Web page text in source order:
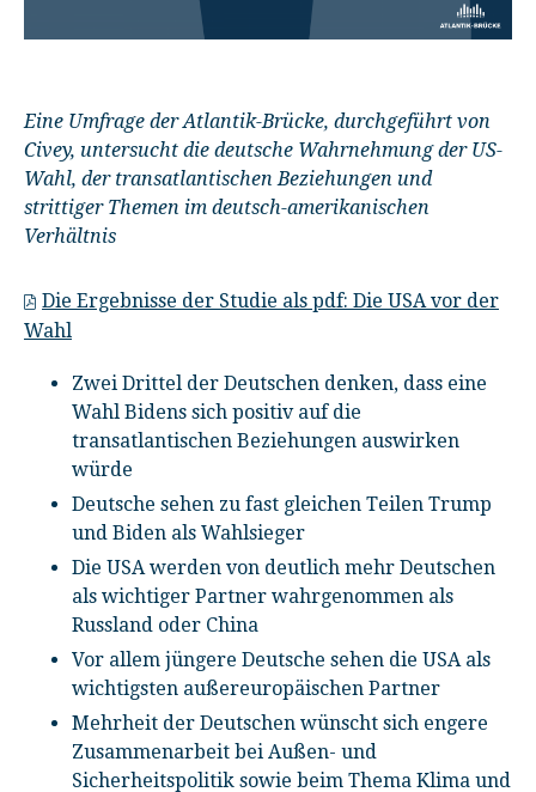
Eine Umfrage der Atlantik-Brücke, durchgeführt von
Civey, untersucht die deutsche Wahrnehmung der US-
Wahl, der transatlantischen Beziehungen und
strittiger Themen im deutsch-amerikanischen
Verhältnis
Die Ergebnisse der Studie als pdf: Die USA vor der
Wahl
Zwei Drittel der Deutschen denken, dass eine
Wahl Bidens sich positiv auf die
transatlantischen Beziehungen auswirken
würde
Deutsche sehen zu fast gleichen Teilen Trump
und Biden als Wahlsieger
Die USA werden von deutlich mehr Deutschen
als wichtiger Partner wahrgenommen als
Russland oder China
Vor allem jüngere Deutsche sehen die USA als
wichtigsten außereuropäischen Partner
Mehrheit der Deutschen wünscht sich engere
Zusammenarbeit bei Außen- und
Sicherheitspolitik sowie beim Thema Klima und